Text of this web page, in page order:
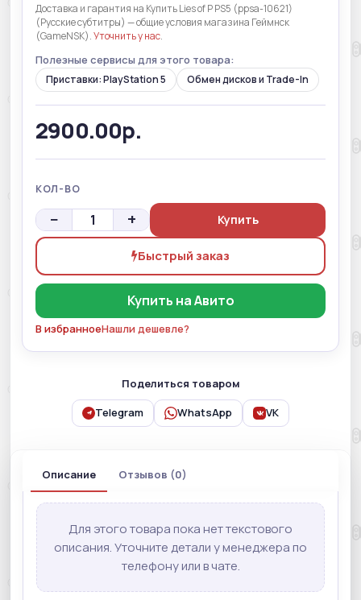
Доставка и гарантия на Купить Lies of P PS5 (ppsa-10621)
(Русские субтитры) — общие условия магазина Геймнск
(GameNSK).Уточнить у нас.
Полезные сервисы для этого товара:
Приставки: PlayStation 5 Обмен дисков и Trade-In
2900.00р.
КОЛ-ВО
− + Купить
Быстрый заказ
Купить на Авито
В избранноеНашли дешевле?
Поделиться товаром
Telegram WhatsApp VK
Описание Отзывов (0)
Для этого товара пока нет текстового
описания. Уточните детали у менеджера по
телефону или в чате.